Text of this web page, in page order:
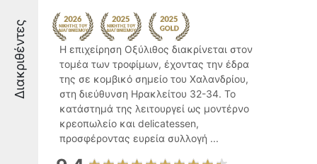
Διακριθέντες
Η επιχείρηση Οξύλιθος διακρίνεται στον
τομέα των τροφίμων, έχοντας την έδρα
της σε κομβικό σημείο του Χαλανδρίου,
στη διεύθυνση Ηρακλείτου 32-34. Το
κατάστημά της λειτουργεί ως μοντέρνο
κρεοπωλείο και delicatessen,
προσφέροντας ευρεία συλλογή ...